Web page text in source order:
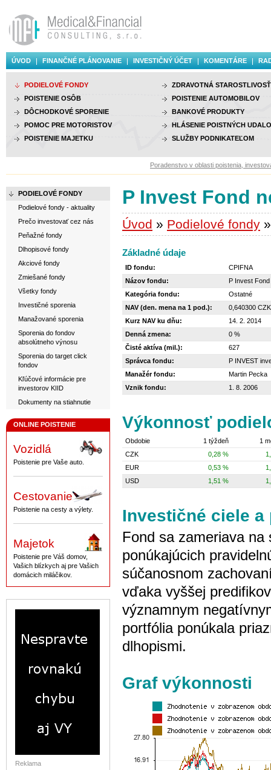
ÚVOD FINANČNÉ PLÁNOVANIE INVESTIČNÝ ÚČET KOMENTÁRE
PODIELOVÉ FONDY
POISTENIE OSÔB
DÔCHODKOVÉ SPORENIE
POMOC PRE MOTORISTOV
POISTENIE MAJETKU
ZDRAVOTNÁ STAROSTLIVOSŤ
POISTENIE AUTOMOBILOV
BANKOVÉ PRODUKTY
HLÁSENIE POISTNÝCH
SLUŽBY PODNIKATEĽOM
Poradenstvo v oblasti poistenia,
PODIELOVÉ FONDY
Podielové fondy - aktuality
Prečo investovať cez nás
Peňažné fondy
Dlhopisové fondy
Akciové fondy
Zmiešané fondy
Všetky fondy
Investičné sporenia
Manažované sporenia
Sporenia do fondov
absolútneho výnosu
Sporenia do target click
fondov
Kľúčové informácie pre
investorov KIID
Dokumenty na stiahnutie
ONLINE POISTENIE
Vozidlá
Poistenie pre Vaše auto.
Cestovanie
Poistenie na cesty a výlety.
Majetok
Poistenie pre Váš domov,
Vašich blízkych aj pre Vašich
domácich miláčikov.
Reklama
P Invest Fond
Úvod » Podielové fondy
Základné údaje
ID fondu:
CPIFNA
Názov fondu:
P Invest
Kategória fondu:
Ostatné
NAV (den. mena na 1 pod.):
0,640300 CZK
Kurz NAV ku dňu:
14. 2. 2014
Denná zmena:
0 %
Čisté aktíva (mil.):
627
Správca fondu:
P INVEST
Manažér fondu:
Martin Pecka
Vznik fondu:
1. 8. 2006
Výkonnosť
Obdobie 1 týždeň
1
CZK
0,28 %
EUR
0,53 %
USD
1,51 %
Investičné ciele
Fond sa zameriava
ponúkajúcich
súčanosnom
vďaka vyššej
významnym
portfólia ponúkala
dlhopismi.
Graf výkonnosti